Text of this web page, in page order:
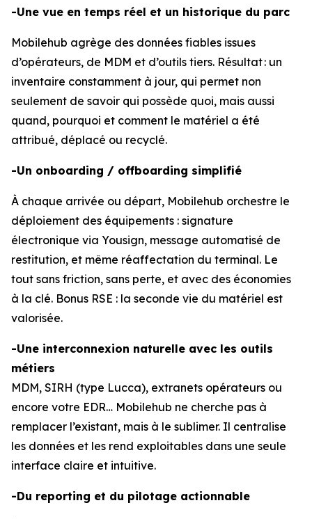
-Une vue en temps réel et un historique du parc
Mobilehub agrège des données fiables issues
d’opérateurs, de MDM et d’outils tiers. Résultat : un
inventaire constamment à jour, qui permet non
seulement de savoir qui possède quoi, mais aussi
quand, pourquoi et comment le matériel a été
attribué, déplacé ou recyclé.
-Un onboarding / offboarding simplifié
À chaque arrivée ou départ, Mobilehub orchestre le
déploiement des équipements : signature
électronique via Yousign, message automatisé de
restitution, et même réaffectation du terminal. Le
tout sans friction, sans perte, et avec des économies
à la clé. Bonus RSE : la seconde vie du matériel est
valorisée.
-Une interconnexion naturelle avec les outils
métiers
MDM, SIRH (type Lucca), extranets opérateurs ou
encore votre EDR… Mobilehub ne cherche pas à
remplacer l’existant, mais à le sublimer. Il centralise
les données et les rend exploitables dans une seule
interface claire et intuitive.
-Du reporting et du pilotage actionnable